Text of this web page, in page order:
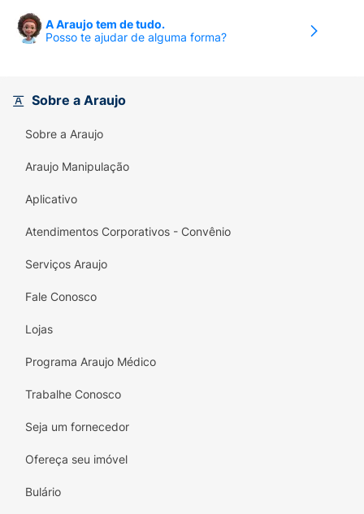
A Araujo tem de tudo.
Posso te ajudar de alguma forma?
Sobre a Araujo
Sobre a Araujo
Araujo Manipulação
Aplicativo
Atendimentos Corporativos - Convênio
Serviços Araujo
Fale Conosco
Lojas
Programa Araujo Médico
Trabalhe Conosco
Seja um fornecedor
Ofereça seu imóvel
Bulário